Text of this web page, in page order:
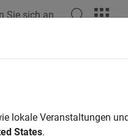
Sie sich an
lokale Veranstaltungen
States.